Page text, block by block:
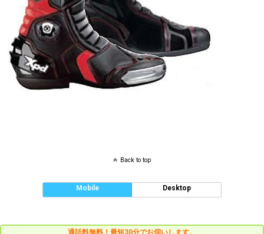
Back to top
Mobile Desktop
通話料無料！最短30分でお伺いします。